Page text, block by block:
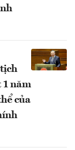
1 năm
của